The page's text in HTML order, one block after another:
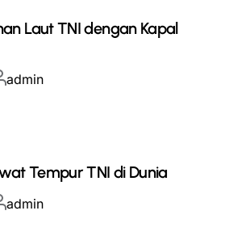
Laut TNI dengan Kapal
admin
Tempur TNI di Dunia
admin